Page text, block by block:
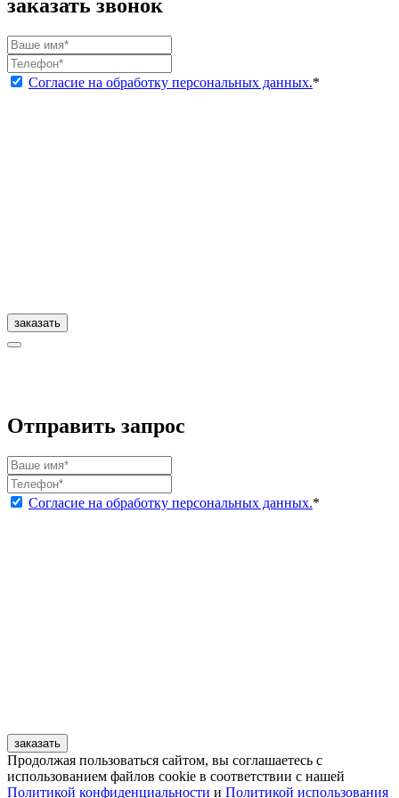
заказать звонок
Согласие на обработку персональных данных.*
заказать
Отправить запрос
Согласие на обработку персональных данных.*
заказать
Продолжая пользоваться сайтом, вы соглашаетесь с
использованием файлов cookie в соответствии с нашей
Политикой конфиденциальности и Политикой использования